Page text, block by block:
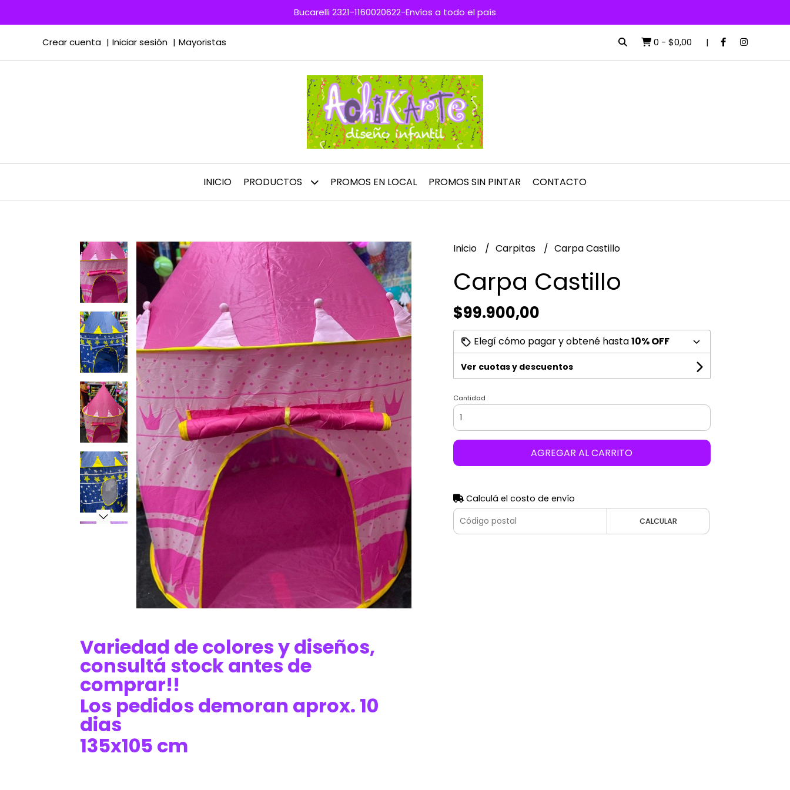
Bucarelli 2321-1160020622-Envíos a todo el país
Crear cuenta Iniciar sesión Mayoristas 0 - $0,00
INICIO PRODUCTOS PROMOS EN LOCAL PROMOS SIN PINTAR CONTACTO
Variedad de colores y diseños,
consultá stock antes de
comprar!!
Los pedidos demoran aprox. 10
dias
135x105 cm
Inicio Carpitas Carpa Castillo
Carpa Castillo
$99.900,00
Elegí cómo pagar y obtené hasta10% OFF
Ver cuotas y descuentos
Cantidad
AGREGAR AL CARRITO
Calculá el costo de envío
CALCULAR